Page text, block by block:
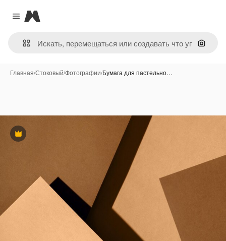
Close menu
Magnific
Поиск
Главная/Стоковый/Фотографии/Бумага для пастельно…
Премиум